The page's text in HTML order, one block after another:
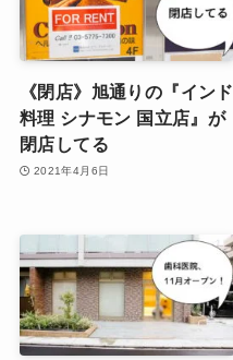
《閉店》旭通りの『インド
料理 シナモン 国立店』が
閉店してる
2021年4月6日